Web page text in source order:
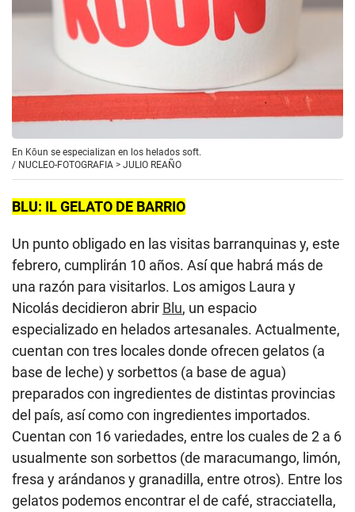
En Kōun se especializan en los helados soft.
/ NUCLEO-FOTOGRAFIA > JULIO REAÑO
BLU: IL GELATO DE BARRIO
Un punto obligado en las visitas barranquinas y, este
febrero, cumplirán 10 años. Así que habrá más de
una razón para visitarlos. Los amigos Laura y
Nicolás decidieron abrir Blu, un espacio
especializado en helados artesanales. Actualmente,
cuentan con tres locales donde ofrecen gelatos (a
base de leche) y sorbettos (a base de agua)
preparados con ingredientes de distintas provincias
del país, así como con ingredientes importados.
Cuentan con 16 variedades, entre los cuales de 2 a 6
usualmente son sorbettos (de maracumango, limón,
fresa y arándanos y granadilla, entre otros). Entre los
gelatos podemos encontrar el de café, stracciatella,